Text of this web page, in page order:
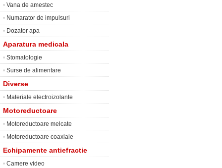
• Vana de amestec
• Numarator de impulsuri
• Dozator apa
Aparatura medicala
• Stomatologie
• Surse de alimentare
Diverse
• Materiale electroizolante
Motoreductoare
• Motoreductoare melcate
• Motoreductoare coaxiale
Echipamente antiefractie
• Camere video